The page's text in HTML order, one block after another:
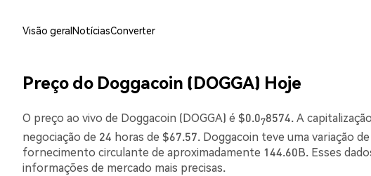
Visão geralNotíciasConverter
Preço do Doggacoin (DOGGA) Hoje
O preço ao vivo de Doggacoin (DOGGA) é $0.078574. A
negociação de 24 horas de $67.57. Doggacoin teve uma variação de
fornecimento circulante de aproximadamente 144.60B. Esses
informações de mercado mais precisas.